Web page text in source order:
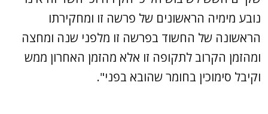
נובע מימיה הראשונים של פרשה זו ומחקירתו
הראשונה של החשוד בפרשה זו מלפני שנה ומחצה
ומהזמן הקרוב לתקופה זו אלא מהזמן האחרון ממש
וקיבל סימוכין בחומר שהובא בפני".